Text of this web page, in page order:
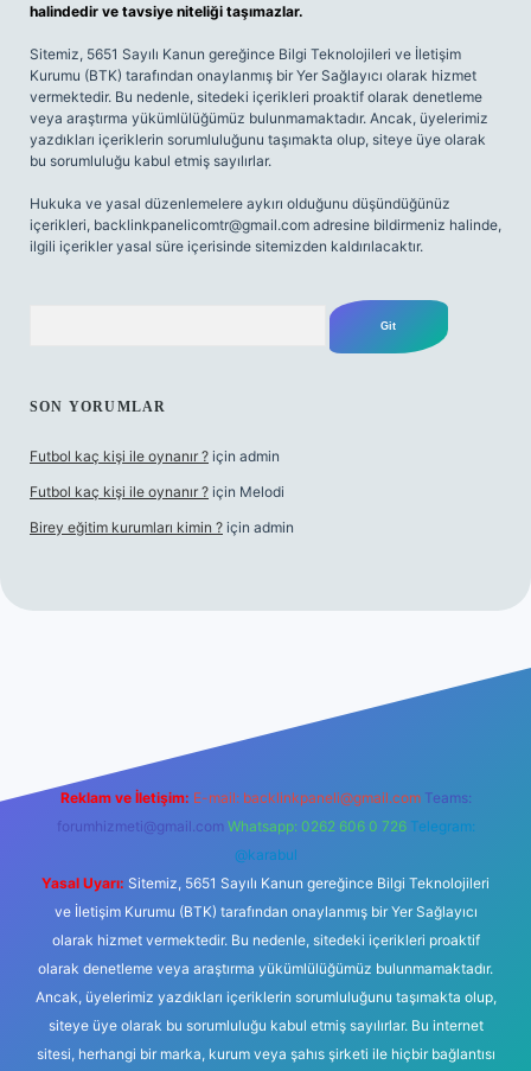
halindedir ve tavsiye niteliği taşımazlar.
Sitemiz, 5651 Sayılı Kanun gereğince Bilgi Teknolojileri ve İletişim
Kurumu (BTK) tarafından onaylanmış bir Yer Sağlayıcı olarak hizmet
vermektedir. Bu nedenle, sitedeki içerikleri proaktif olarak denetleme
veya araştırma yükümlülüğümüz bulunmamaktadır. Ancak, üyelerimiz
yazdıkları içeriklerin sorumluluğunu taşımakta olup, siteye üye olarak
bu sorumluluğu kabul etmiş sayılırlar.
Hukuka ve yasal düzenlemelere aykırı olduğunu düşündüğünüz
içerikleri, backlinkpanelicomtr@gmail.com adresine bildirmeniz halinde,
ilgili içerikler yasal süre içerisinde sitemizden kaldırılacaktır.
SON YORUMLAR
Futbol kaç kişi ile oynanır ? için admin
Futbol kaç kişi ile oynanır ? için Melodi
Birey eğitim kurumları kimin ? için admin
Reklam ve İletişim: E-mail: backlinkpaneli@gmail.com Teams:
forumhizmeti@gmail.com Whatsapp: 0262 606 0 726 Telegram:
@karabul
Yasal Uyarı: Sitemiz, 5651 Sayılı Kanun gereğince Bilgi Teknolojileri
ve İletişim Kurumu (BTK) tarafından onaylanmış bir Yer Sağlayıcı
olarak hizmet vermektedir. Bu nedenle, sitedeki içerikleri proaktif
olarak denetleme veya araştırma yükümlülüğümüz bulunmamaktadır.
Ancak, üyelerimiz yazdıkları içeriklerin sorumluluğunu taşımakta olup,
siteye üye olarak bu sorumluluğu kabul etmiş sayılırlar. Bu internet
sitesi, herhangi bir marka, kurum veya şahıs şirketi ile hiçbir bağlantısı